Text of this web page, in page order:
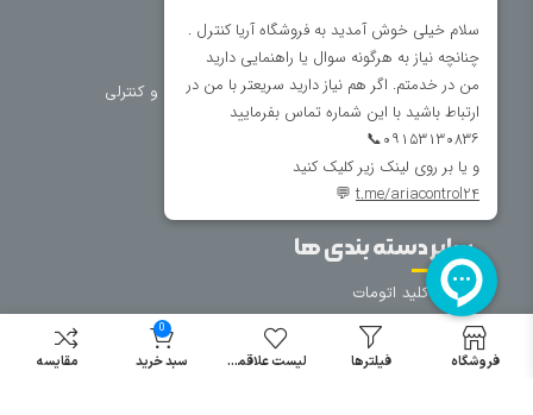
درباره ما
تماس با ما
فروشگاه
اتوماسیون
تجهیزات تابلویی
تجهیزات حفاظتی و کنترلی
روشنایی
سایر دسته بندی ها
خرید کلید اتومات
خرید کنتاکتور
خرید فیوز
فروشگاه فیلترها لیست علاقمندی
0
سبد خرید مقایسه